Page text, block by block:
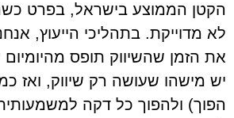
הקטן הממוצע בישראל, בפרט
לא מדוייקת. בתהליכי הייעוץ,
את הזמן שהשיווק תופס
יש מישהו שעושה רק שיווק, ואז
הפוך) ולהפוך כל דקה